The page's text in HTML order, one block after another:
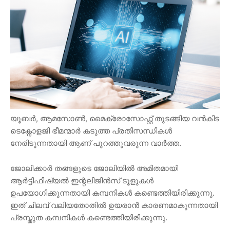
യൂബർ, ആമസോൺ, മൈക്രോസോഫ്റ്റ് തുടങ്ങിയ വൻകിട
ടെക്നോളജി ഭീമന്മാർ കടുത്ത പ്രതിസന്ധികൾ
നേരിടുന്നതായി ആണ് പുറത്തുവരുന്ന വാർത്ത.
ജോലിക്കാർ തങ്ങളുടെ ജോലിയിൽ അമിതമായി
ആർട്ടിഫിഷ്യൽ ഇന്റലിജിൻസ് ടൂളുകൾ
ഉപയോഗിക്കുന്നതായി കമ്പനികൾ കണ്ടെത്തിയിരിക്കുന്നു.
ഇത് ചിലവ് വലിയതോതിൽ ഉയരാൻ കാരണമാകുന്നതായി
പ്രസ്തുത കമ്പനികൾ കണ്ടെത്തിയിരിക്കുന്നു.